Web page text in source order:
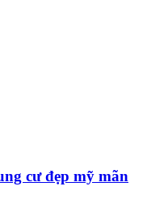
cư đẹp mỹ mãn